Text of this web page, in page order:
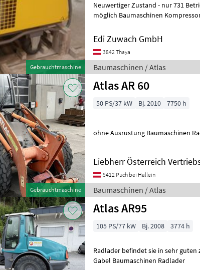
Gebrauchtmaschine
Neuwertiger Zustand - nur 731
möglich Baumaschinen
Edi Zuwach GmbH
3842 Thaya
Baumaschinen / Atlas
Gebrauchtmaschine
Atlas AR 60
50 PS/37 kW Bj. 2010 7750 h
ohne Ausrüstung Baumaschinen
Liebherr Österreich
5412 Puch bei Hallein
Baumaschinen / Atlas
Atlas AR95
105 PS/77 kW Bj. 2008 3774 h
Radlader befindet sie in sehr
Gabel Baumaschinen Radlader